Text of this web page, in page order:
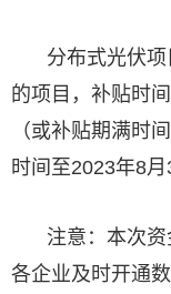
分布式光伏
的项目，补贴时
（或补贴期满时
时间至2023年8月
注意：本次
各企业及时开通